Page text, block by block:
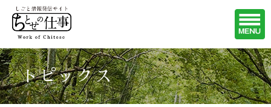
トピックス